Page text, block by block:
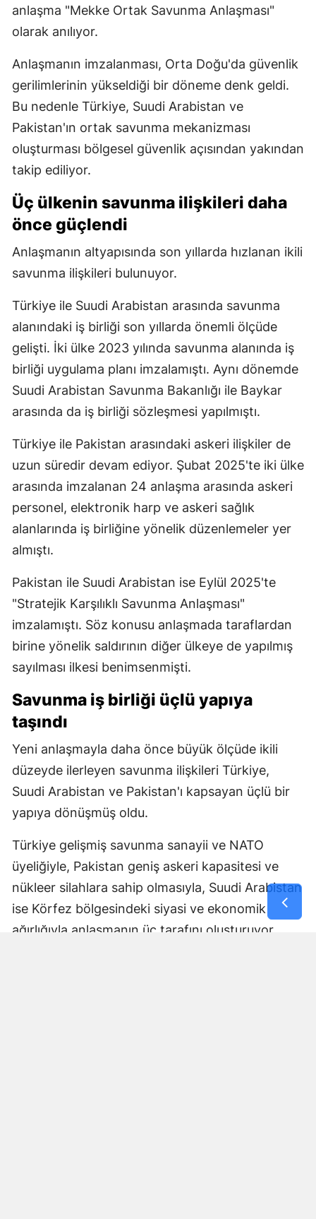
anlaşma "Mekke Ortak Savunma Anlaşması"
olarak anılıyor.
Anlaşmanın imzalanması, Orta Doğu'da güvenlik
gerilimlerinin yükseldiği bir döneme denk geldi.
Bu nedenle Türkiye, Suudi Arabistan ve
Pakistan'ın ortak savunma mekanizması
oluşturması bölgesel güvenlik açısından yakından
takip ediliyor.
Üç ülkenin savunma ilişkileri daha
önce güçlendi
Anlaşmanın altyapısında son yıllarda hızlanan ikili
savunma ilişkileri bulunuyor.
Türkiye ile Suudi Arabistan arasında savunma
alanındaki iş birliği son yıllarda önemli ölçüde
gelişti. İki ülke 2023 yılında savunma alanında iş
birliği uygulama planı imzalamıştı. Aynı dönemde
Suudi Arabistan Savunma Bakanlığı ile Baykar
arasında da iş birliği sözleşmesi yapılmıştı.
Türkiye ile Pakistan arasındaki askeri ilişkiler de
uzun süredir devam ediyor. Şubat 2025'te iki ülke
arasında imzalanan 24 anlaşma arasında askeri
personel, elektronik harp ve askeri sağlık
alanlarında iş birliğine yönelik düzenlemeler yer
almıştı.
Pakistan ile Suudi Arabistan ise Eylül 2025'te
"Stratejik Karşılıklı Savunma Anlaşması"
imzalamıştı. Söz konusu anlaşmada taraflardan
birine yönelik saldırının diğer ülkeye de yapılmış
sayılması ilkesi benimsenmişti.
Savunma iş birliği üçlü yapıya
taşındı
Yeni anlaşmayla daha önce büyük ölçüde ikili
düzeyde ilerleyen savunma ilişkileri Türkiye,
Suudi Arabistan ve Pakistan'ı kapsayan üçlü bir
yapıya dönüşmüş oldu.
Türkiye gelişmiş savunma sanayii ve NATO
üyeliğiyle, Pakistan geniş askeri kapasitesi ve
nükleer silahlara sahip olmasıyla, Suudi Arabistan
ise Körfez bölgesindeki siyasi ve ekonomik
ağırlığıyla anlaşmanın üç tarafını oluşturuyor.